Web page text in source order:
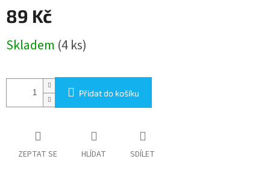
89 Kč
cena:
Skladem (4 ks)
Přidat do košíku
ZEPTAT SE HLÍDAT SDÍLET